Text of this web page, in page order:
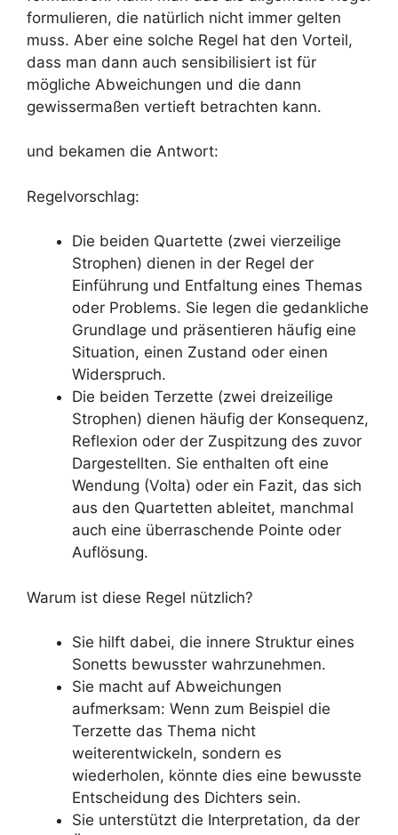
formulieren, die natürlich nicht immer gelten
muss. Aber eine solche Regel hat den Vorteil,
dass man dann auch sensibilisiert ist für
mögliche Abweichungen und die dann
gewissermaßen vertieft betrachten kann.
und bekamen die Antwort:
Regelvorschlag:
Die beiden Quartette (zwei vierzeilige
Strophen) dienen in der Regel der
Einführung und Entfaltung eines Themas
oder Problems. Sie legen die gedankliche
Grundlage und präsentieren häufig eine
Situation, einen Zustand oder einen
Widerspruch.
Die beiden Terzette (zwei dreizeilige
Strophen) dienen häufig der Konsequenz,
Reflexion oder der Zuspitzung des zuvor
Dargestellten. Sie enthalten oft eine
Wendung (Volta) oder ein Fazit, das sich
aus den Quartetten ableitet, manchmal
auch eine überraschende Pointe oder
Auflösung.
Warum ist diese Regel nützlich?
Sie hilft dabei, die innere Struktur eines
Sonetts bewusster wahrzunehmen.
Sie macht auf Abweichungen
aufmerksam: Wenn zum Beispiel die
Terzette das Thema nicht
weiterentwickeln, sondern es
wiederholen, könnte dies eine bewusste
Entscheidung des Dichters sein.
Sie unterstützt die Interpretation, da der